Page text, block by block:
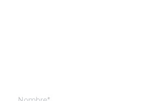
Nombre *